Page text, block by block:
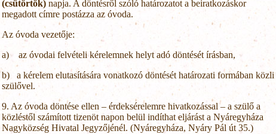
(csütörtök) napja. A döntésről szóló határozatot a beiratkozáskor
megadott címre postázza az óvoda.
Az óvoda vezetője:
a) az óvodai felvételi kérelemnek helyt adó döntését írásban,
b) a kérelem elutasítására vonatkozó döntését határozati formában közli
szülővel.
9. Az óvoda döntése ellen – érdeksérelemre hivatkozással – a szülő a
közléstől számított tizenöt napon belül indíthat eljárást a Nyáregyháza
Nagyközség Hivatal Jegyzőjénél. (Nyáregyháza, Nyáry Pál út 35.)